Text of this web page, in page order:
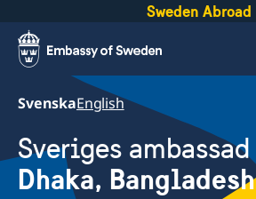
Sweden Abroad
SvenskaEnglish
Sveriges ambassad
Dhaka, Bangladesh